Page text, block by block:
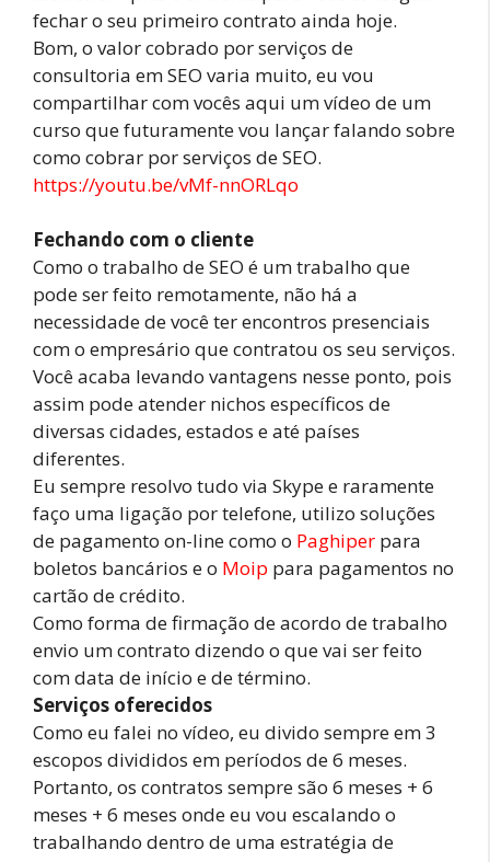
fechar o seu primeiro contrato ainda hoje.
Bom, o valor cobrado por serviços de
consultoria em SEO varia muito, eu vou
compartilhar com vocês aqui um vídeo de um
curso que futuramente vou lançar falando sobre
como cobrar por serviços de SEO.
https://youtu.be/vMf-nnORLqo
Fechando com o cliente
Como o trabalho de SEO é um trabalho que
pode ser feito remotamente, não há a
necessidade de você ter encontros presenciais
com o empresário que contratou os seu serviços.
Você acaba levando vantagens nesse ponto, pois
assim pode atender nichos específicos de
diversas cidades, estados e até países
diferentes.
Eu sempre resolvo tudo via Skype e raramente
faço uma ligação por telefone, utilizo soluções
de pagamento on-line como o Paghiper para
boletos bancários e o Moip para pagamentos no
cartão de crédito.
Como forma de firmação de acordo de trabalho
envio um contrato dizendo o que vai ser feito
com data de início e de término.
Serviços oferecidos
Como eu falei no vídeo, eu divido sempre em 3
escopos divididos em períodos de 6 meses.
Portanto, os contratos sempre são 6 meses + 6
meses + 6 meses onde eu vou escalando o
trabalhando dentro de uma estratégia de